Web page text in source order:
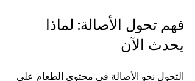
فهم تحول الأصالة: لماذا
يحدث الآن
التحول نحو الأصالة في محتوى الطعام على